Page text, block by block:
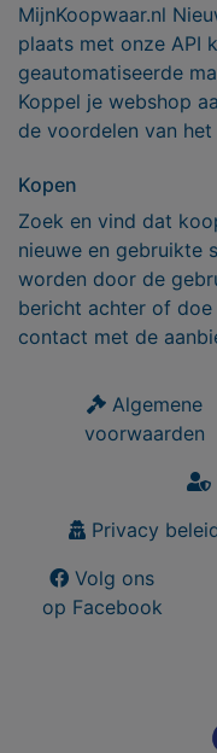
MijnKoopwaar.nl
plaats met onze API
geautomatiseerde
Koppel je webshop
de voordelen van
Kopen
Zoek en vind dat
nieuwe en gebruikte
worden door de
bericht achter of
contact met de
Algemene
voorwaarden
Privacy
Volg ons
op Facebook